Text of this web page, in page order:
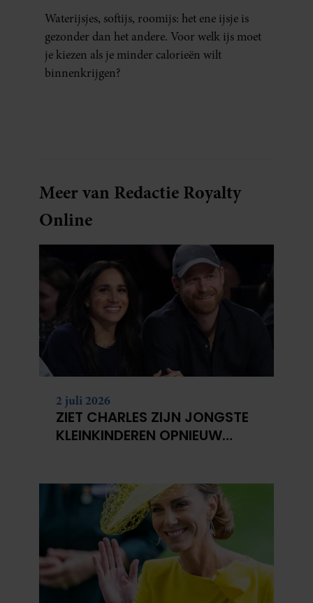
Waterijsjes, softijs, roomijs: het ene ijsje is
gezonder dan het andere. Voor welk ijs moet
je kiezen als je minder calorieën wilt
binnenkrijgen?
Meer van Redactie Royalty
Online
2 juli 2026
ZIET CHARLES ZIJN JONGSTE
KLEINKINDEREN OPNIEUW